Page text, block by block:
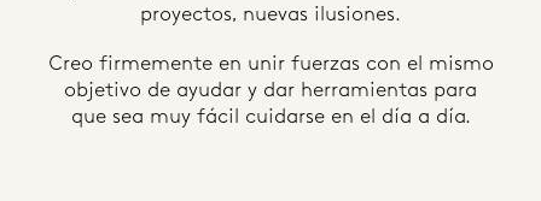
proyectos, nuevas ilusiones.
Creo firmemente en unir fuerzas con el mismo
objetivo de ayudar y dar herramientas para
que sea muy fácil cuidarse en el día a día.